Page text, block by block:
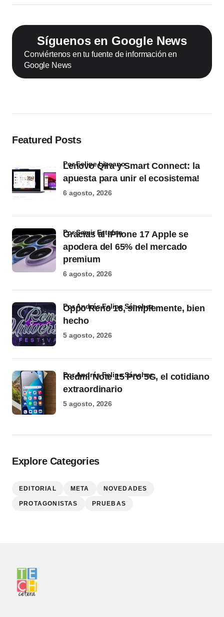
Síguenos en Google News
Conviértenos en tu fuente de información en
Google News
Featured Posts
Lenovo Qira y Smart Connect: la
apuesta para unir el ecosistema!
por Felipe Lizcano
6 agosto, 2026
Gracias al iPhone 17 Apple se
apodera del 65% del mercado
premium
por Samir Estefan
6 agosto, 2026
Oppo Reno 16, simplemente, bien
hecho
por Andrés Felipe Sánchez
5 agosto, 2026
Redmi Note 15 Pro 5G, el cotidiano
extraordinario
por Andrés Felipe Sánchez
5 agosto, 2026
Explore Categories
EDITORIAL META NOVEDADES
PROTAGONISTAS PRUEBAS